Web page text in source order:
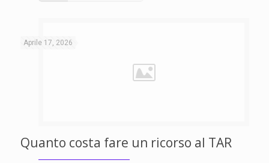
Aprile 17, 2026
Quanto costa fare un ricorso al TAR